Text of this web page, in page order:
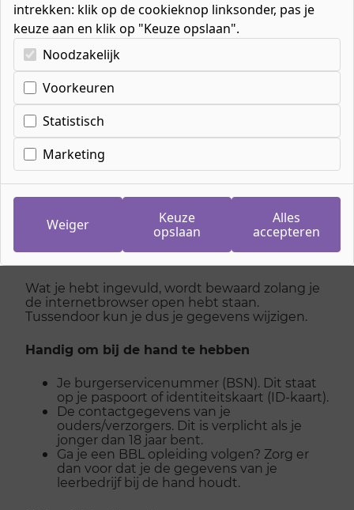
Aanmelden voor
Helpende plus
Aanmelden duurt ongeveer tien minuten. Klik
onderaan de pagina op de knop 'Start
aanmelding'. Daarna kun je je gegevens
invullen. Elke stap begint op een nieuw
scherm.
Wat je hebt ingevuld, wordt bewaard zolang je
de internetbrowser open hebt staan.
Tussendoor kun je dus je gegevens wijzigen.
Handig om bij de hand te hebben
Je burgerservicenummer (BSN). Dit staat
op je paspoort of identiteitskaart (ID-kaart).
De contactgegevens van je
ouders/verzorgers. Dit is verplicht als je
jonger dan 18 jaar bent.
Ga je een BBL opleiding volgen? Zorg er
dan voor dat je de gegevens van je
leerbedrijf bij de hand houdt.
intrekken: klik op de cookieknop linksonder, pas je
keuze aan en klik op "Keuze opslaan".
Kies uw cookie-voorkeuren
Noodzakelijk
Voorkeuren
Statistisch
Marketing
Weiger
Keuze
opslaan
Alles
accepteren